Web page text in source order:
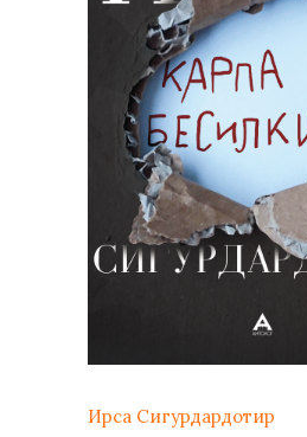
Ирса Сигурдардотир